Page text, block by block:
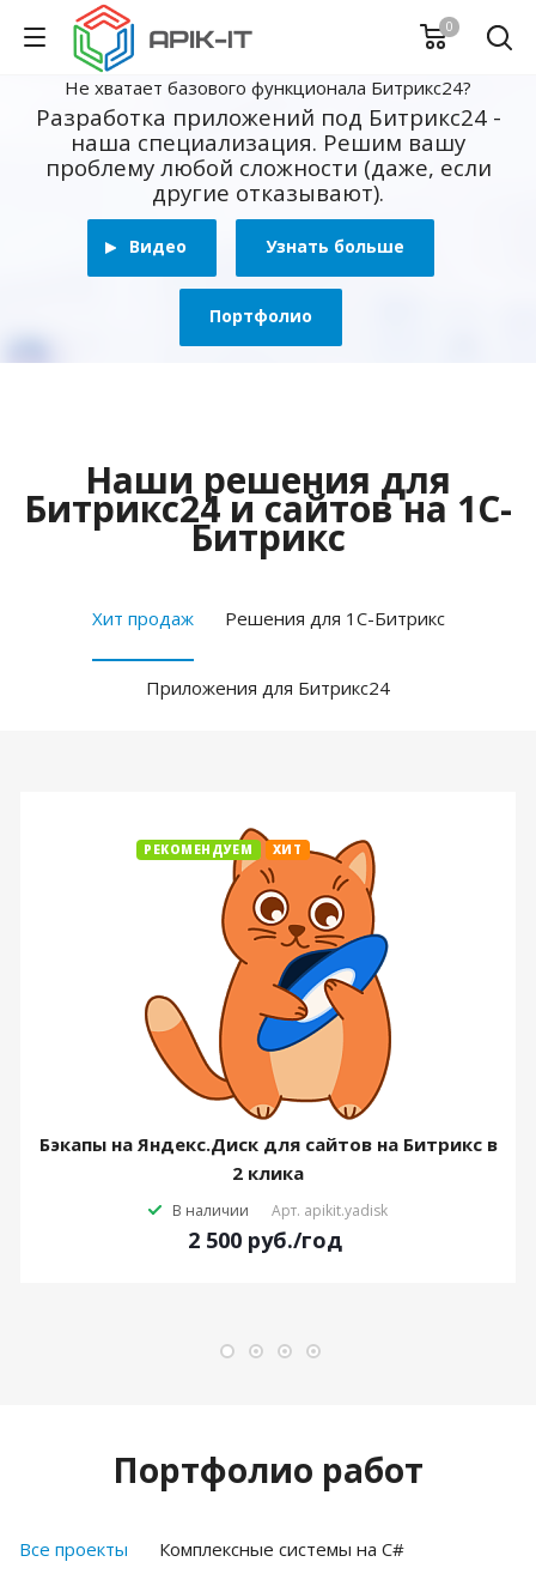
0
Не хватает базового функционала Битрикс24?
Разработка приложений под Битрикс24 -
наша специализация. Решим вашу
проблему любой сложности (даже, если
другие отказывают).
Видео Узнать больше
Портфолио
Наши решения для
Битрикс24 и сайтов на 1С-
Битрикс
Хит продаж Решения для 1С-Битрикс
Приложения для Битрикс24
РЕКОМЕНДУЕМ ХИТ
Бэкапы на Яндекс.Диск для сайтов на Битрикс в
2 клика
В наличии Арт. apikit.yadisk
2 500 руб./год
Портфолио работ
Все проекты Комплексные системы на C#